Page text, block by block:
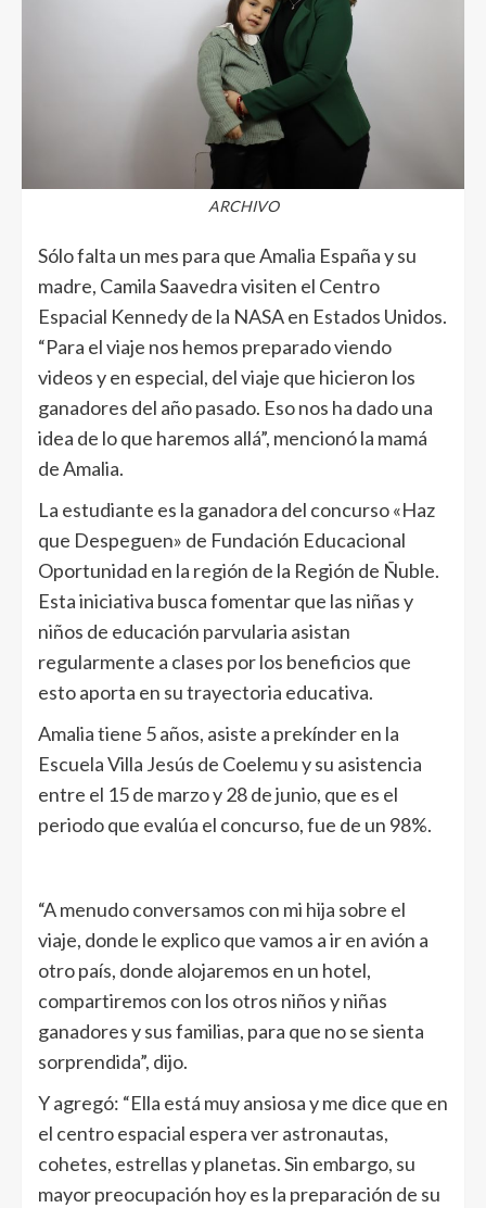
ARCHIVO
Sólo falta un mes para que Amalia España y su
madre, Camila Saavedra visiten el Centro
Espacial Kennedy de la NASA en Estados Unidos.
“Para el viaje nos hemos preparado viendo
videos y en especial, del viaje que hicieron los
ganadores del año pasado. Eso nos ha dado una
idea de lo que haremos allá”, mencionó la mamá
de Amalia.
La estudiante es la ganadora del concurso «Haz
que Despeguen» de Fundación Educacional
Oportunidad en la región de la Región de Ñuble.
Esta iniciativa busca fomentar que las niñas y
niños de educación parvularia asistan
regularmente a clases por los beneficios que
esto aporta en su trayectoria educativa.
Amalia tiene 5 años, asiste a prekínder en la
Escuela Villa Jesús de Coelemu y su asistencia
entre el 15 de marzo y 28 de junio, que es el
periodo que evalúa el concurso, fue de un 98%.
“A menudo conversamos con mi hija sobre el
viaje, donde le explico que vamos a ir en avión a
otro país, donde alojaremos en un hotel,
compartiremos con los otros niños y niñas
ganadores y sus familias, para que no se sienta
sorprendida”, dijo.
Y agregó: “Ella está muy ansiosa y me dice que en
el centro espacial espera ver astronautas,
cohetes, estrellas y planetas. Sin embargo, su
mayor preocupación hoy es la preparación de su